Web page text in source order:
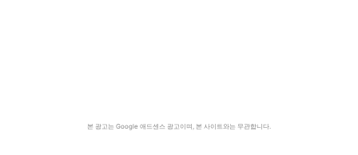
본 광고는 Google 애드센스 광고이며, 본 사이트와는 무관합니다.